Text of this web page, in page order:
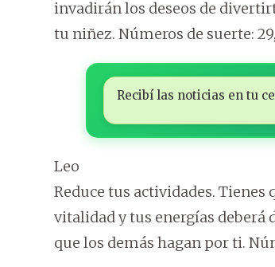
invadirán los deseos de
tu niñez. Números de suerte: 29,
Recibí las noticias en tu
Leo
Reduce tus actividades.
vitalidad y tus energías deberá
que los demás hagan por ti.